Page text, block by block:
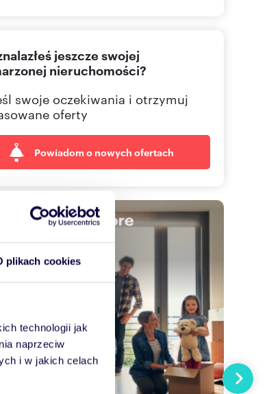
plikach cookies
technologii jak
naprzeciw
i w jakich celach
jeszcze swojej
nieruchomości?
swoje oczekiwania i otrzymuj
oferty
Powiadom o nowych ofertach